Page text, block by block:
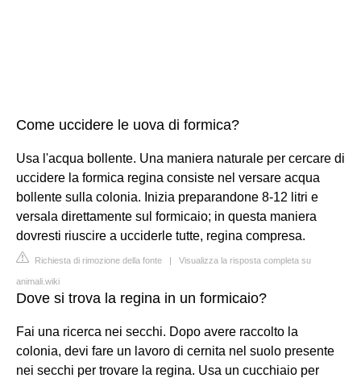
Come uccidere le uova di formica?
Usa l'acqua bollente. Una maniera naturale per cercare di
uccidere la formica regina consiste nel versare acqua
bollente sulla colonia. Inizia preparandone 8-12 litri e
versala direttamente sul formicaio; in questa maniera
dovresti riuscire a ucciderle tutte, regina compresa.
Richiesta di rimozione della fonte | Visualizza la risposta completa su
animali.wiki
Dove si trova la regina in un formicaio?
Fai una ricerca nei secchi. Dopo avere raccolto la
colonia, devi fare un lavoro di cernita nel suolo presente
nei secchi per trovare la regina. Usa un cucchiaio per